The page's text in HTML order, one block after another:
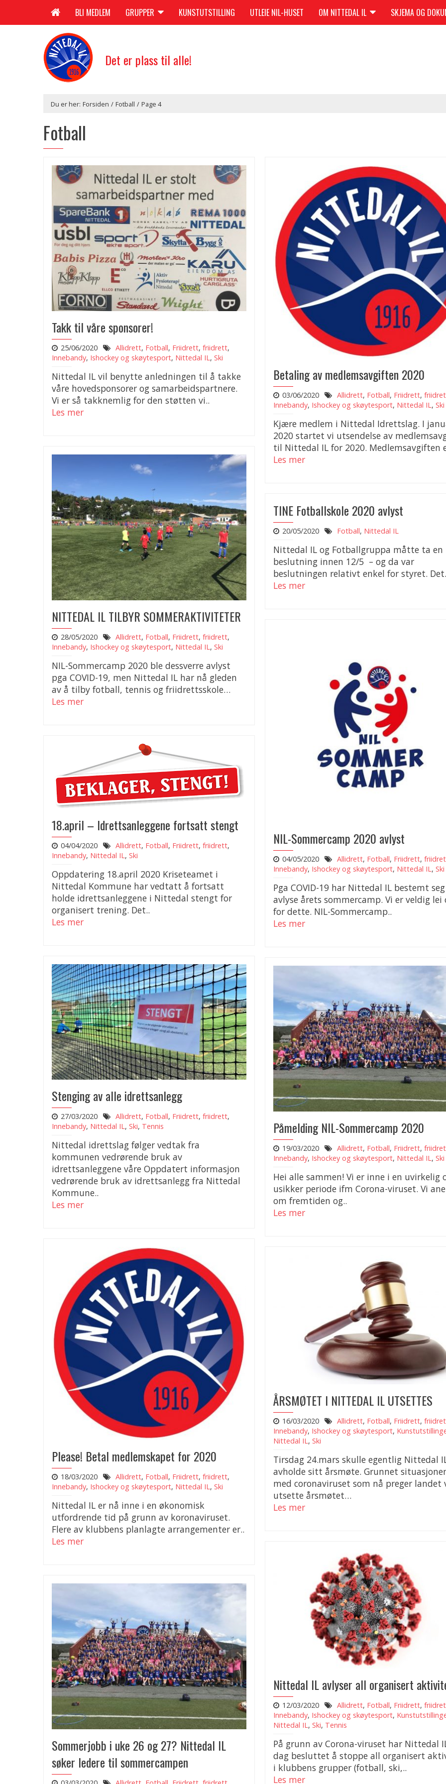
BLI MEDLEM GRUPPER KUNSTUTSTILLING UTLEIE NIL-HUSET OM NITTEDAL IL SKJEMA OG
Det er plass til alle!
Du er her: Forsiden / Fotball / Page 4
Fotball
Takk til våre sponsorer!
25/06/2020 Allidrett, Fotball, Friidrett, friidrett,
Innebandy, Ishockey og skøytesport, Nittedal IL, Ski
Nittedal IL vil benytte anledningen til å takke
våre hovedsponsorer og samarbeidspartnere.
Vi er så takknemlig for den støtten vi..
Les mer
Betaling av medlemsavgiften 2020
03/06/2020 Allidrett, Fotball, Friidrett,
Innebandy, Ishockey og skøytesport, Nittedal IL, Ski
Kjære medlem i Nittedal Idrettslag. I
2020 startet vi utsendelse av
til Nittedal IL for 2020. Medlemsavgiften
Les mer
NITTEDAL IL TILBYR SOMMERAKTIVITETER
28/05/2020 Allidrett, Fotball, Friidrett, friidrett,
Innebandy, Ishockey og skøytesport, Nittedal IL, Ski
NIL-Sommercamp 2020 ble dessverre avlyst
pga COVID-19, men Nittedal IL har nå gleden
av å tilby fotball, tennis og friidrettsskole…
Les mer
TINE Fotballskole 2020 avlyst
20/05/2020 Fotball, Nittedal IL
Nittedal IL og Fotballgruppa måtte ta en
beslutning innen 12/5 – og da var
beslutningen relativt enkel for styret.
Les mer
NIL-Sommercamp 2020 avlyst
04/05/2020 Allidrett, Fotball, Friidrett,
Innebandy, Ishockey og skøytesport, Nittedal IL, Ski
Pga COVID-19 har Nittedal IL bestemt
avlyse årets sommercamp. Vi er veldig lei
for dette. NIL-Sommercamp..
Les mer
18.april – Idrettsanleggene fortsatt stengt
04/04/2020 Allidrett, Fotball, Friidrett, friidrett,
Innebandy, Nittedal IL, Ski
Oppdatering 18.april 2020 Kriseteamet i
Nittedal Kommune har vedtatt å fortsatt
holde idrettsanleggene i Nittedal stengt for
organisert trening. Det..
Les mer
Stenging av alle idrettsanlegg
27/03/2020 Allidrett, Fotball, Friidrett, friidrett,
Innebandy, Nittedal IL , Ski, Tennis
Nittedal idrettslag følger vedtak fra
kommunen vedrørende bruk av
idrettsanleggene våre Oppdatert informasjon
vedrørende bruk av idrettsanlegg fra Nittedal
Kommune..
Les mer
Påmelding NIL-Sommercamp 2020
19/03/2020 Allidrett, Fotball, Friidrett,
Innebandy, Ishockey og skøytesport, Nittedal IL, Ski
Hei alle sammen! Vi er inne i en uvirkelig
usikker periode ifm Corona-viruset. Vi
om fremtiden og..
Les mer
Please! Betal medlemskapet for 2020
18/03/2020 Allidrett, Fotball, Friidrett, friidrett,
Innebandy, Ishockey og skøytesport, Nittedal IL, Ski
Nittedal IL er nå inne i en økonomisk
utfordrende tid på grunn av koronaviruset.
Flere av klubbens planlagte arrangementer er..
Les mer
ÅRSMØTET I NITTEDAL IL UTSETTES
16/03/2020 Allidrett, Fotball, Friidrett,
Innebandy, Ishockey og skøytesport,
Nittedal IL, Ski
Tirsdag 24.mars skulle egentlig Nittedal
avholde sitt årsmøte. Grunnet
med coronaviruset som nå preger landet
utsette årsmøtet…
Les mer
Nittedal IL avlyser all organisert
12/03/2020 Allidrett, Fotball, Friidrett,
Innebandy, Ishockey og skøytesport,
Nittedal IL , Ski, Tennis
På grunn av Corona-viruset har Nittedal
dag besluttet å stoppe all organisert
i klubbens grupper (fotball, ski,..
Les mer
Sommerjobb i uke 26 og 27? Nittedal IL
søker ledere til sommercampen